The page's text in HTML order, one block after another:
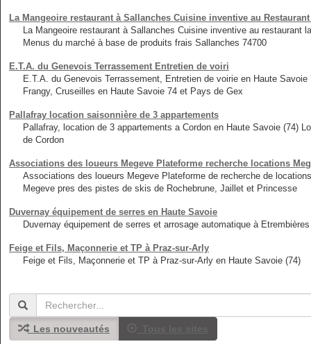
La Mangeoire restaurant à Sallanches Cuisine inventive au
La Mangeoire restaurant à Sallanches Cuisine inventive au
Menus du marché à base de produits frais Sallanches 74700
E.T.A. du Genevois Terrassement Entretien de voiri
E.T.A. du Genevois Terrassement, Entretien de voirie en Haute
Frangy, Cruseilles en Haute Savoie 74 et Pays de Gex
Pallafray location saisonnière de 3 appartements
Pallafray, location de 3 appartements a Cordon en Haute Savoie (74)
de Cordon
Associations des loueurs Megeve Plateforme recherche locations
Associations des loueurs Megeve Plateforme de recherche de
Megeve pres des pistes de skis de Rochebrune, Jaillet et Princesse
Duvernay équipement de serres en Haute Savoie
Duvernay équipement de serres et arrosage automatique à
Feige et Fils, Maçonnerie et TP à Praz-sur-Arly
Feige et Fils, Maçonnerie et TP à Praz-sur-Arly en Haute Savoie (74)
Les nouveautés